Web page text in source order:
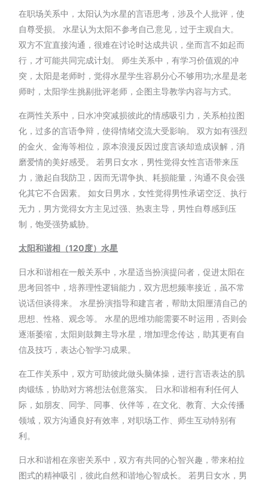
在职场关系中，太阳认为水星的言语思考，涉及个人批评，使
自尊受损。 水星认为太阳不参考自己意见，过于主观自大。
双方不宜直接沟通，很难在讨论时达成共识，坐而言不如起而
行，才可能共同完成计划。 师生关系中，有学习价值观的冲
突，太阳是老师时，觉得水星学生容易分心不够用功;水星是老
师时，太阳学生挑剔批评老师，企图主导教学内容与方式。
在两性关系中，日水冲突减损彼此的情感吸引力，关系柏拉图
化，过多的言语争辩，使得情绪交流大受影响。 双方如有强烈
的金火、金海等相位，原本浪漫反因过度言谈却造成误解，消
磨爱情的美好感受。 若男日女水，男性觉得女性言语带来压
力，激起自我防卫，因而无谓争执、耗损能量，沟通不良会强
化其它不合因素。 如女日男水，女性觉得男性承诺空泛、执行
无力，男方觉得女方主见过强、热衷主导，男性自尊感到压
制，饱受强势威胁。
太阳和谐相（120度） 水星
日水和谐相在一般关系中，水星适当扮演提问者，促进太阳在
思考回答中，培养理性逻辑能力，双方思想频率接近，虽不常
说话但谈得来。 水星扮演指导和建言者，帮助太阳厘清自己的
思想、性格、观念等。 水星的思维功能需要不时运用，否则会
逐渐萎缩，太阳则鼓舞主导水星，增加理念传达，助其更有自
信及技巧，表达心智学习成果。
在工作关系中，双方可助彼此做头脑体操，进行言语表达的肌
肉锻练，协助对方将想法创意落实。 日水和谐相有利任何人
际，如朋友、同学、同事、伙伴等，在文化、教育、大众传播
领域，双方沟通良好有效率，对职场工作、师生互动特别有
利。
日水和谐相在亲密关系中，双方有共同的心智兴趣，带来柏拉
图式的精神吸引，彼此自然和谐地心智成长。 若男日女水，男